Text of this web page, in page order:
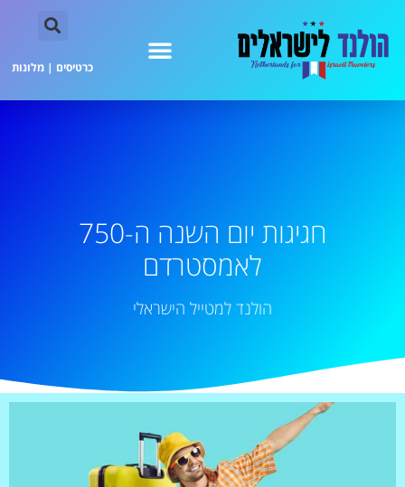
כרטיסים | מלונות
חגיגות יום השנה ה-750
לאמסטרדם
הולנד למטייל הישראלי